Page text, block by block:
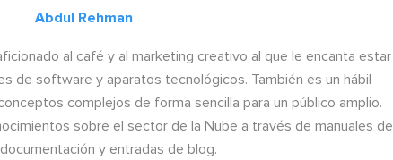
Abdul Rehman
al café y al marketing creativo al que le encanta estar
de software y aparatos tecnológicos. También es un hábil
complejos de forma sencilla para un público amplio.
sobre el sector de la Nube a través de manuales de
y entradas de blog.